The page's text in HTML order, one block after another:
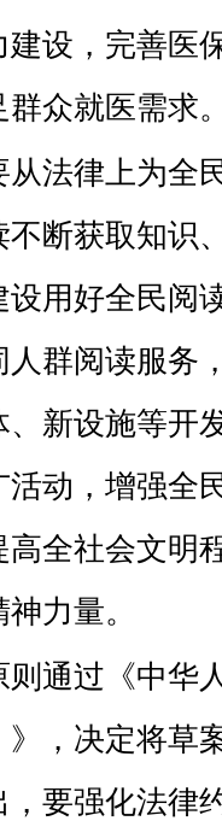
设，完善医
众就医需求
法律上为全
不断获取知识
用好全民阅
群阅读服务
新设施等开
动，增强全
全社会文明
力量。
通过《中华
，决定将草
要强化法律